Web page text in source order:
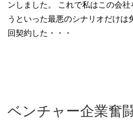
ンしました。 これで私はこの会
うといった最悪のシナリオだけは
回契約した・・・
ベンチャー企業奮